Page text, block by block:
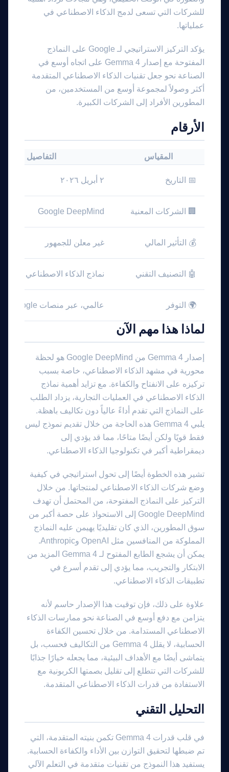
للشركات التي تسعى لدمج الذكاء الاصطناعي في
عملياتها.
يؤكد التركيز الاستراتيجي لـ Google على النماذج
المفتوحة مع إصدار Gemma 4 على اتجاه أوسع في
الصناعة نحو جعل تقنيات الذكاء الاصطناعي المتقدمة
أكثر وصولاً لمجموعة أوسع من المستخدمين، من
المطورين الأفراد إلى الشركات الكبيرة.
الأرقام
المقياس التفاصيل
📅 التاريخ ٢ أبريل ٢٠٢٦
🏢 الشركات المعنية Google DeepMind
💰 التأثير المالي غير معلن للجمهور
🤖 التصنيف التقني نماذج الذكاء الاصطناعي
🌍 التوفر عالمي، عبر منصات Google
لماذا هذا مهم الآن
إصدار Gemma 4 من Google DeepMind هو لحظة
محورية في مشهد الذكاء الاصطناعي، خاصة بسبب
تركيزه على الانفتاح والكفاءة. مع تزايد أهمية نماذج
الذكاء الاصطناعي في العمليات التجارية، يزداد الطلب
على النماذج التي تقدم أداءً عالياً دون تكاليف باهظة.
يلبي Gemma 4 هذه الحاجة من خلال تقديم نموذج ليس
فقط قويًا ولكن أيضًا متاحًا، مما قد يؤدي إلى
ديمقراطية أكبر في تكنولوجيا الذكاء الاصطناعي.
تشير هذه الخطوة أيضًا إلى تحول استراتيجي في كيفية
وضع شركات الذكاء الاصطناعي لمنتجاتها. من خلال
التركيز على النماذج المفتوحة، من المحتمل أن تهدف
Google DeepMind إلى الاستحواذ على حصة أكبر من
سوق المطورين، الذي كان تقليديًا يهيمن عليه النماذج
المملوكة من المنافسين مثل OpenAI وAnthropic.
يمكن أن يشجع الطابع المفتوح لـ Gemma 4 المزيد من
الابتكار والتجريب، مما يؤدي إلى تقدم أسرع في
تطبيقات الذكاء الاصطناعي.
علاوة على ذلك، فإن توقيت هذا الإصدار حاسم لأنه
يتزامن مع دفع أوسع في الصناعة نحو ممارسات الذكاء
الاصطناعي المستدامة. من خلال تحسين الكفاءة
الحسابية، لا يقلل Gemma 4 من التكاليف فحسب، بل
يتماشى أيضًا مع الأهداف البيئية، مما يجعله خيارًا جذابًا
للشركات التي تتطلع إلى تقليل بصمتها الكربونية مع
الاستفادة من قدرات الذكاء الاصطناعي المتقدمة.
التحليل التقني
في قلب قدرات Gemma 4 تكمن بنيته المتقدمة، التي
تم ضبطها لتحقيق التوازن بين الأداء والكفاءة الحسابية.
يستفيد هذا النموذج من تقنيات متقدمة في التعلم الآلي